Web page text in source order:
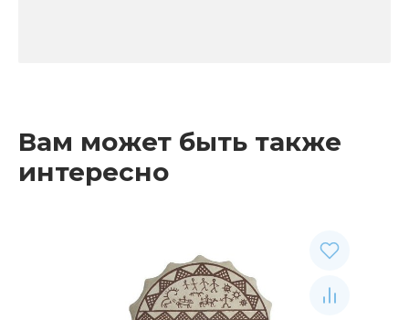
Вам может быть также
интересно